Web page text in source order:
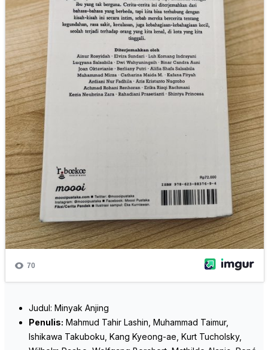
Judul: Minyak Anjing
Penulis: Mahmud Tahir Lashin, Muhammad Taimur,
Ishikawa Takuboku, Kang Kyeong-ae, Kurt Tucholsky,